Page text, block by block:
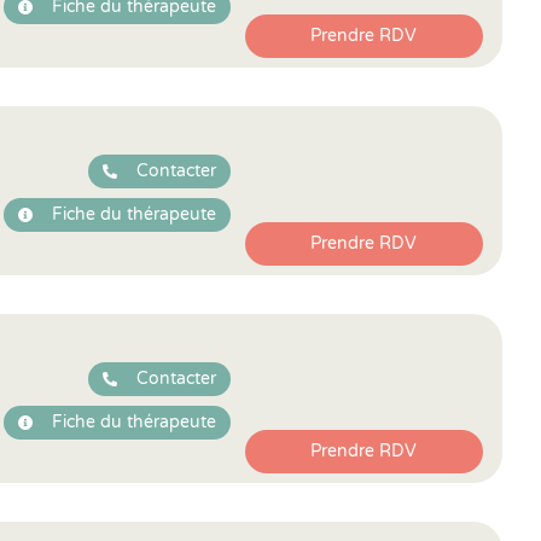
Fiche du thérapeute
Prendre RDV
Contacter
Fiche du thérapeute
Prendre RDV
Contacter
Fiche du thérapeute
Prendre RDV